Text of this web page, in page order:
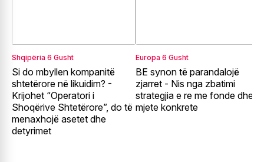
Shqipëria 6 Gusht
Si do mbyllen kompanitë
shtetërore në likuidim? -
Krijohet “Operatori i
Shoqërive Shtetërore”, do të
menaxhojë asetet dhe
detyrimet
Europa 6 Gusht
BE synon të parandalojë
zjarret - Nis nga zbatimi
strategjia e re me fonde dhe
mjete konkrete